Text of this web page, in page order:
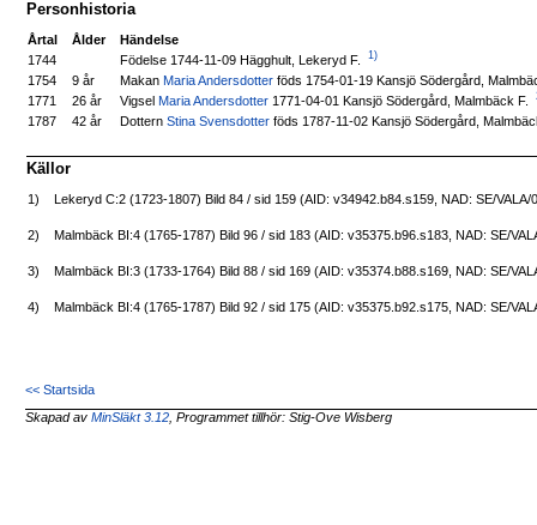
Personhistoria
Årtal Ålder
Händelse
1744
Födelse 1744-11-09 Hägghult, Lekeryd F. 1)
1754 9 år MakanMaria Andersdotter föds 1754-01-19 Kansjö Södergård,
1771
26 år VigselMaria Andersdotter 1771-04-01 Kansjö Södergård, Malmbäck F.
1787 42 år DotternStina Svensdotter föds 1787-11-02 Kansjö Södergård,
Källor
1) Lekeryd C:2 (1723-1807) Bild 84 / sid 159 (AID: v34942.b84.s159, NAD: SE/VALA/
2) Malmbäck BI:4 (1765-1787) Bild 96 / sid 183 (AID: v35375.b96.s183, NAD: SE/
3) Malmbäck BI:3 (1733-1764) Bild 88 / sid 169 (AID: v35374.b88.s169, NAD: SE/
4) Malmbäck BI:4 (1765-1787) Bild 92 / sid 175 (AID: v35375.b92.s175, NAD: SE/
<< Startsida
Skapad avMinSläkt 3.12 , Programmet tillhör: Stig-Ove Wisberg